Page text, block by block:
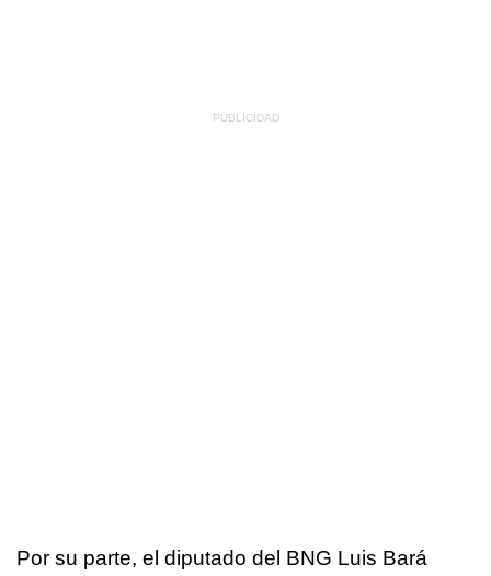
Por su parte, el diputado del BNG Luis Bará